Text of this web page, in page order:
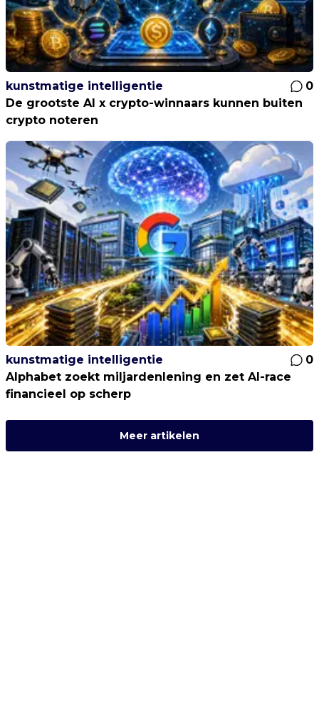
kunstmatige intelligentie
0
De grootste AI x crypto-winnaars kunnen buiten
crypto noteren
kunstmatige intelligentie
0
Alphabet zoekt miljardenlening en zet AI-race
financieel op scherp
Meer artikelen